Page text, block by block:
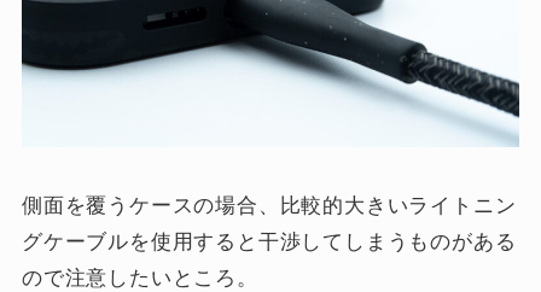
側面を覆うケースの場合、比較的大きいライトニン
グケーブルを使用すると干渉してしまうものがある
ので注意したいところ。